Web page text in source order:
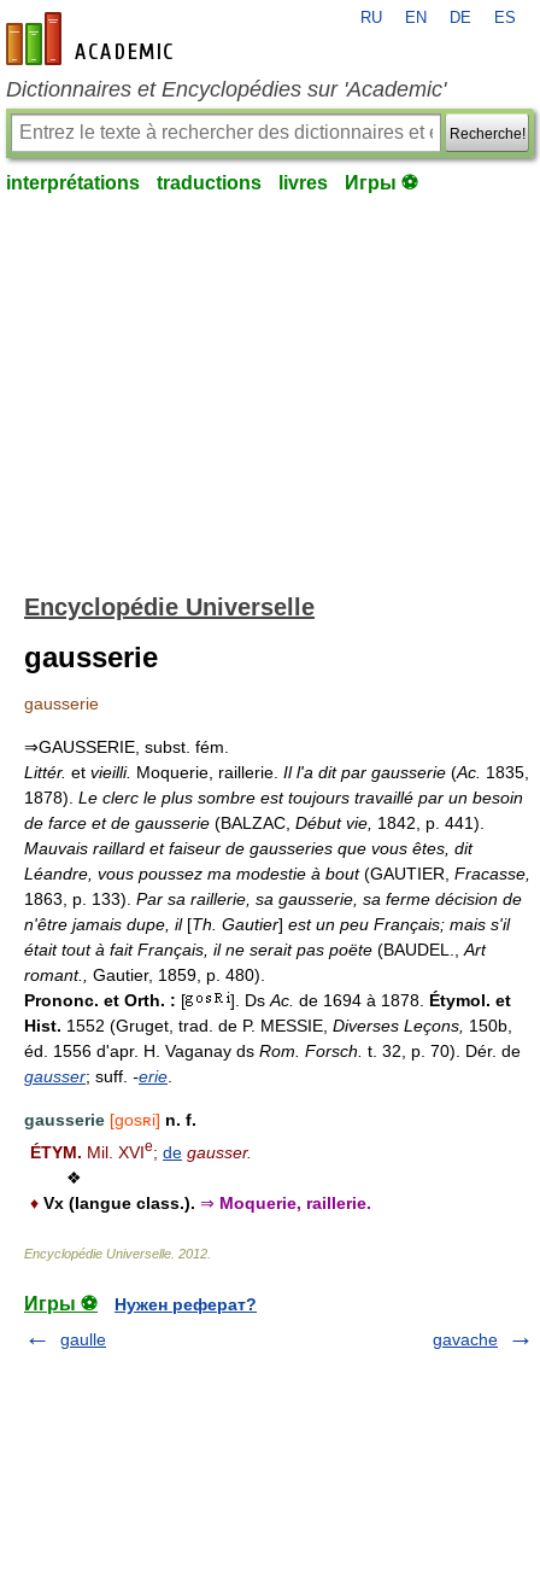
fr-academic.com
RU EN DE ES
Dictionnaires et Encyclopédies sur 'Academic'
Recherche!
interprétations traductions livres Игры ⚽
Encyclopédie Universelle
gausserie
gausserie
⇒GAUSSERIE, subst. fém.
Littér. et vieilli. Moquerie, raillerie. Il l'a dit par gausserie (Ac. 1835,
1878). Le clerc le plus sombre est toujours travaillé par un besoin
de farce et de gausserie (BALZAC, Début vie, 1842, p. 441).
Mauvais raillard et faiseur de gausseries que vous êtes, dit
Léandre, vous poussez ma modestie à bout(GAUTIER, Fracasse,
1863, p. 133). Par sa raillerie, sa gausserie, sa ferme décision de
n'être jamais dupe, il [Th. Gautier] est un peu Français; mais s'il
était tout à fait Français, il ne serait pas poëte (BAUDEL., Art
romant., Gautier, 1859, p. 480).
Prononc. et Orth. : [ ]. Ds Ac. de 1694 à 1878. Étymol. et
Hist. 1552 (Gruget, trad. de P. MESSIE, Diverses Leçons, 150b,
éd. 1556 d'apr. H. Vaganay ds Rom. Forsch. t. 32, p. 70). Dér. de
gausser; suff. -erie
gausserie [gosʀi] n. f.
ÉTYM. Mil. XVIe; de gausser.
❖
♦ Vx (langue class.). ⇒ Moquerie, raillerie.
Encyclopédie Universelle 2012
Игры ⚽
Нужен реферат?
gaulle
gavache